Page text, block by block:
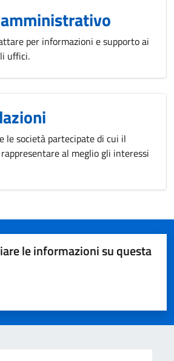
per informazioni e supporto ai
uffici.
le società partecipate di cui il
al meglio gli interessi
le informazioni su questa
5 stelle su 5
su 5
su 5
5